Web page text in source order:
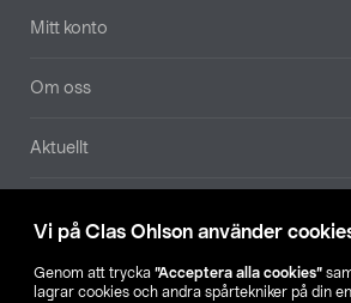
Vi på Clas Ohlson använder
Genom att trycka ”Acceptera alla cookies”
lagrar cookies och andra spårtekniker på din
Mitt konto
Om oss
Aktuellt
Hitta butik